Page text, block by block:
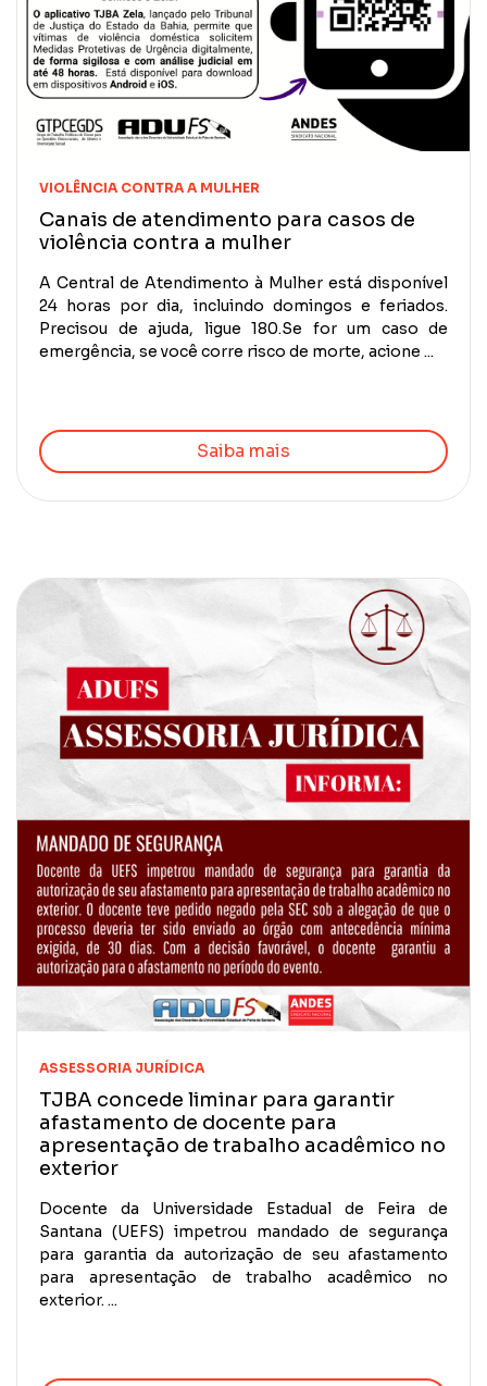
VIOLÊNCIA CONTRA A MULHER
Canais de atendimento para casos de
violência contra a mulher
A Central de Atendimento à Mulher está disponível
24 horas por dia, incluindo domingos e feriados.
Precisou de ajuda, ligue 180.Se for um caso de
emergência, se você corre risco de morte, acione ...
Saiba mais
ASSESSORIA JURÍDICA
TJBA concede liminar para garantir
afastamento de docente para
apresentação de trabalho acadêmico no
exterior
Docente da Universidade Estadual de Feira de
Santana (UEFS) impetrou mandado de segurança
para garantia da autorização de seu afastamento
para apresentação de trabalho acadêmico no
exterior. ...